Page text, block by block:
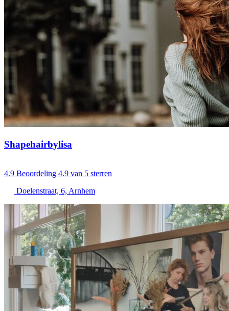
Shapehairbylisa
4.9 Beoordeling 4.9 van 5 sterren
Doelenstraat, 6, Arnhem